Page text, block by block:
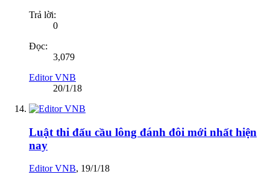
Trả lời:
0
Đọc:
3,079
Editor VNB
20/1/18
Luật thi đấu cầu lông đánh đôi mới nhất hiện
nay
Editor VNB, 19/1/18